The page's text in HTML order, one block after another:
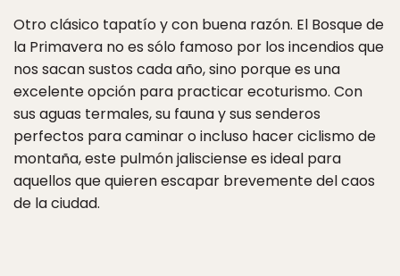
Otro clásico tapatío y con buena razón. El Bosque de
la Primavera no es sólo famoso por los incendios que
nos sacan sustos cada año, sino porque es una
excelente opción para practicar ecoturismo. Con
sus aguas termales, su fauna y sus senderos
perfectos para caminar o incluso hacer ciclismo de
montaña, este pulmón jalisciense es ideal para
aquellos que quieren escapar brevemente del caos
de la ciudad.